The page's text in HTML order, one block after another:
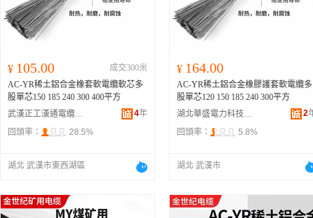
¥ 105.00
成交300米
AC-YR稀土鋁合金橡套軟電纜軟芯多
股單芯150 185 240 300 400平方
武漢正工漢通電纜有限公司
4年
回頭率：
28.5%
湖北 武漢市東西湖區
¥ 164.00
AC-YR稀土鋁合金橡膠護套軟電纜多
股單芯120 150 185 240 300平方
湖北華盛電力科技有限公司
2
回頭率：
5.8%
湖北 武漢市